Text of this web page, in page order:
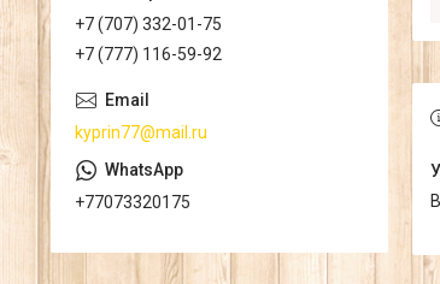
+7 (707) 332-01-75
+7 (777) 116-59-92
kyprin77@mail.ru
+77073320175